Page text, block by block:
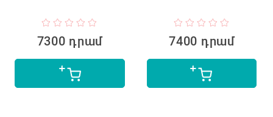
7300 դրամ 7400 դրամ